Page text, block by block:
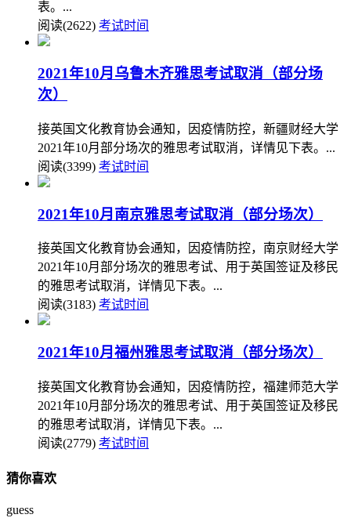
表。...
阅读(2622) 考试时间
2021年10月乌鲁木齐雅思考试取消（部分场
次）
接英国文化教育协会通知，因疫情防控，新疆财经大学
2021年10月部分场次的雅思考试取消，详情见下表。...
阅读(3399) 考试时间
2021年10月南京雅思考试取消（部分场次）
接英国文化教育协会通知，因疫情防控，南京财经大学
2021年10月部分场次的雅思考试、用于英国签证及移民
的雅思考试取消，详情见下表。...
阅读(3183) 考试时间
2021年10月福州雅思考试取消（部分场次）
接英国文化教育协会通知，因疫情防控，福建师范大学
2021年10月部分场次的雅思考试、用于英国签证及移民
的雅思考试取消，详情见下表。...
阅读(2779) 考试时间
猜你喜欢
guess